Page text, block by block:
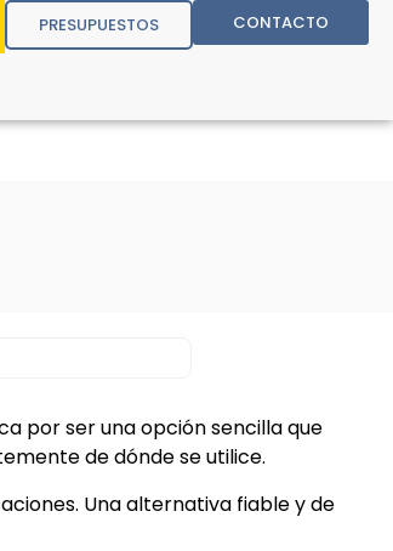
PRESUPUESTOS CONTACTO
por ser una opción sencilla que
de dónde se utilice.
Una alternativa fiable y de